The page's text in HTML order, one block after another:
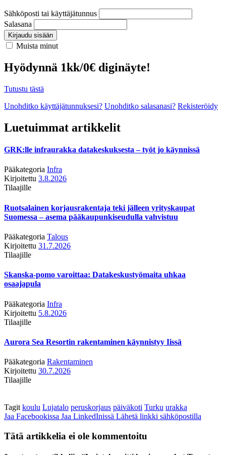
Sähköposti tai käyttäjätunnus
Salasana
Kirjaudu sisään
Muista minut
Hyödynnä 1kk/0€ diginäyte!
Tutustu tästä
Unohditko käyttäjätunnuksesi? Unohditko salasanasi? Rekisteröidy
Luetuimmat artikkelit
GRK:lle infraurakka datakeskuksesta – työt jo käynnissä
Pääkategoria Infra
Kirjoitettu 3.8.2026
Tilaajille
Ruotsalainen korjausrakentaja teki jälleen yrityskaupat
Suomessa – asema pääkaupunkiseudulla vahvistuu
Pääkategoria Talous
Kirjoitettu 31.7.2026
Tilaajille
Skanska-pomo varoittaa: Datakeskustyömaita uhkaa
osaajapula
Pääkategoria Infra
Kirjoitettu 5.8.2026
Tilaajille
Aurora Sea Resortin rakentaminen käynnistyy Iissä
Pääkategoria Rakentaminen
Kirjoitettu 30.7.2026
Tilaajille
Tagit koulu Lujatalo peruskorjaus päiväkoti Turku urakka
Jaa Facebookissa Jaa LinkedInissä Lähetä linkki sähköpostilla
Tätä artikkelia ei ole kommentoitu